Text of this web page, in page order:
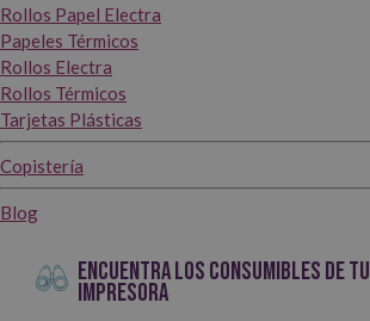
Rollos Papel Electra
Papeles Térmicos
Rollos Electra
Rollos Térmicos
Tarjetas Plásticas
Copistería
Blog
ENCUENTRA LOS CONSUMIBLES DE TU
IMPRESORA